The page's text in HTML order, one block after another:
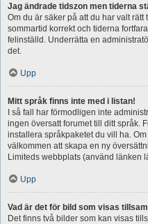
Jag ändrade tidszon men tiderna
Om du är säker på att du har valt
sommartid korrekt och tiderna
felinställd. Underrätta en
det.
Upp
Mitt språk finns inte med i listan!
I så fall har förmodligen inte
ingen översatt forumet till ditt språk.
installera språkpaketet du vill ha.
välkommen att skapa en ny
Limiteds webbplats (använd länken
Upp
Vad är det för bild som visas
Det finns två bilder som kan visas